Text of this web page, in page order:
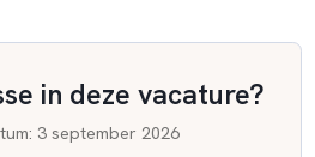
in deze vacature?
: 3 september 2026